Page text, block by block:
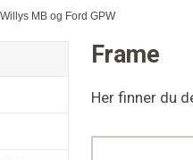
Willys MB og Ford GPW
Frame
Her finner du